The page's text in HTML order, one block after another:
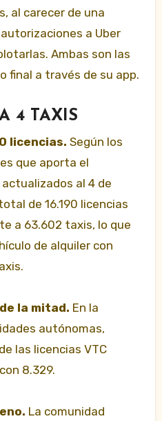
al carecer de una
a Uber
Ambas son las
final a través de su app.
4 TAXIS
licencias. Según los
que aporta el
al 4 de
de 16.190 licencias
a 63.602 taxis, lo que
de alquiler con
la mitad. En la
autónomas,
las licencias VTC
8.329.
La comunidad